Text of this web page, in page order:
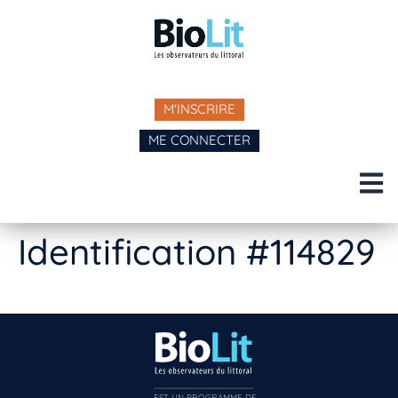
M'INSCRIRE
ME CONNECTER
Identification #114829